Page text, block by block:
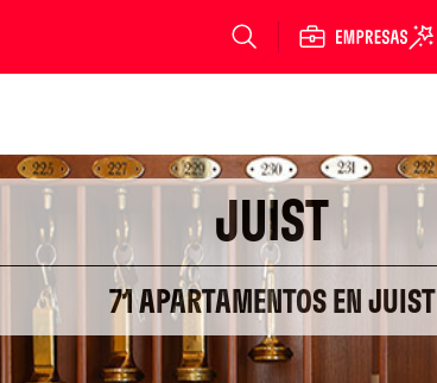
JUIST
71 APARTAMENTOS EN JUIST